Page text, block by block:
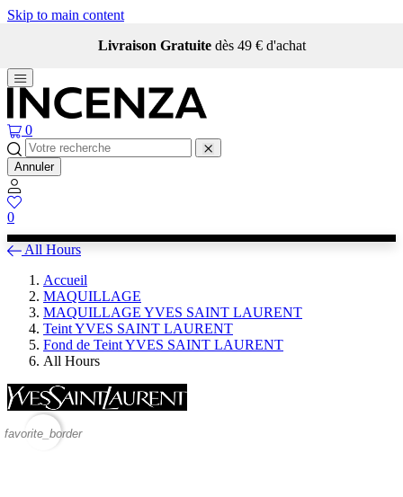
Skip to main content
Livraison Gratuite dès 49 € d'achat
0
Annuler
0
All Hours
Accueil
MAQUILLAGE
MAQUILLAGE YVES SAINT LAURENT
Teint YVES SAINT LAURENT
Fond de Teint YVES SAINT LAURENT
All Hours
favorite_border